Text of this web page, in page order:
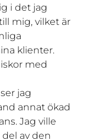
i det jag
mig, vilket är
klienter.
med
jag
annat ökad
Jag ville
av den